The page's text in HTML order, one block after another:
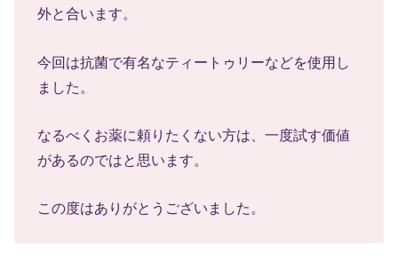
外と合います。
今回は抗菌で有名なティートゥリーなどを使用し
ました。
なるべくお薬に頼りたくない方は、一度試す価値
があるのではと思います。
この度はありがとうございました。